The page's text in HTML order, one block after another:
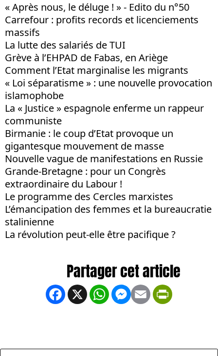
« Après nous, le déluge ! » - Edito du n°50
Carrefour : profits records et licenciements
massifs
La lutte des salariés de TUI
Grève à l’EHPAD de Fabas, en Ariège
Comment l’Etat marginalise les migrants
« Loi séparatisme » : une nouvelle provocation
islamophobe
La « Justice » espagnole enferme un rappeur
communiste
Birmanie : le coup d’Etat provoque un
gigantesque mouvement de masse
Nouvelle vague de manifestations en Russie
Grande-Bretagne : pour un Congrès
extraordinaire du Labour !
Le programme des Cercles marxistes
L’émancipation des femmes et la bureaucratie
stalinienne
La révolution peut-elle être pacifique ?
Facebook
X WhatsApp
Messenger
Email